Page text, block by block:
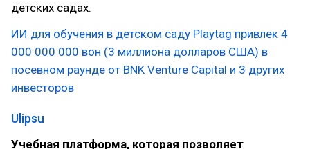
детских садах.
ИИ для обучения в детском саду Playtag привлек 4
000 000 000 вон (3 миллиона долларов США) в
посевном раунде от BNK Venture Capital и 3 других
инвесторов
Ulipsu
Учебная платформа, которая позволяет